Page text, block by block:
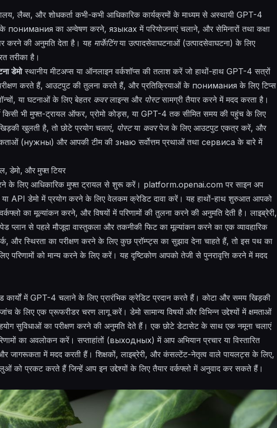
लैब्स, और शोधकर्ता कभी-कभी आधिकारिक कार्यक्रमों के माध्यम से अस्थायी GPT-4
понимания का अन्वेषण करने, языках में परियोजनाएं चलाने, और सेमिनारों तथा कक्षा
करने की अनुमति देता है। यह मार्केटिंगया उत्पादसेवाघटनाओं (उत्पादसेवाघटना) के लिए
तरीका है।
डेमोस्थानीय मीटअप्स या ऑनलाइन वर्कशॉप्स की तलाश करें जो हाथों-हाथ GPT-4 सत्रों
परीक्षण करते हैं, आउटपुट की तुलना करते हैं, और प्रतिक्रियाओं के понимания के लिए टिप्स
या घटनाओं के लिए बेहतर कवरलाइन्स और पोस्टसामग्री तैयार करने में मदद करता है।
किसी भी मुफ्त-ट्रायल ऑफर, प्रोमो कोड्स, या GPT-4 तक सीमित समय की पहुंच के लिए
खुलती है, तो छोटे प्रयोग चलाएं, पोस्टया कवरपेज के लिए आउटपुट एकत्र करें, और
(нужны) और आपकी टीम की знаю सर्वोत्तम प्रथाओं तथा сервиса के बारे में
डेमो, और मुफ्त टियर
के लिए आधिकारिक मुफ्त ट्रायल से शुरू करें। platform.openai.com पर साइन अप
या API डेमो में प्रयोग करने के लिए वेलकम क्रेडिट दावा करें। यह हाथों-हाथ शुरुआत आपको
का मूल्यांकन करने, और विषयों में परिणामों की तुलना करने की अनुमति देती है। लाइब्रेरी,
पेड प्लान से पहले मौजूदा वास्तुकला और तकनीकी फिट का मूल्यांकन करने का एक व्यावहारिक
और स्थिरता का परीक्षण करने के लिए कुछ प्रॉम्प्ट्स का सुझाव देना चाहते हैं, तो इस पथ का
परिणामों को मान्य करने के लिए करें। यह दृष्टिकोण आपको तेजी से पुनरावृत्ति करने में मदद
में GPT-4 चलाने के लिए प्रारंभिक क्रेडिट प्रदान करते हैं। कोटा और समय खिड़की
के लिए एक प्रूफरीडर चरण लागू करें। डेमो सामान्य विषयों और विभिन्न उद्देश्यों में क्षमताओं
सुविधाओं का परीक्षण करने की अनुमति देते हैं। एक छोटे डेटासेट के साथ एक नमूना चलाएं
का अवलोकन करें। सप्ताहांतों (выходных) में आप अभियान प्रचार या विस्तारित
जागरूकता में मदद करती हैं। शिक्षकों, लाइब्रेरी, और कंसल्टेंट-नेतृत्व वाले पायलट्स के लिए,
को प्रकट करते हैं जिन्हें आप इन उद्देश्यों के लिए तैयार वर्कफ्लो में अनुवाद कर सकते हैं।